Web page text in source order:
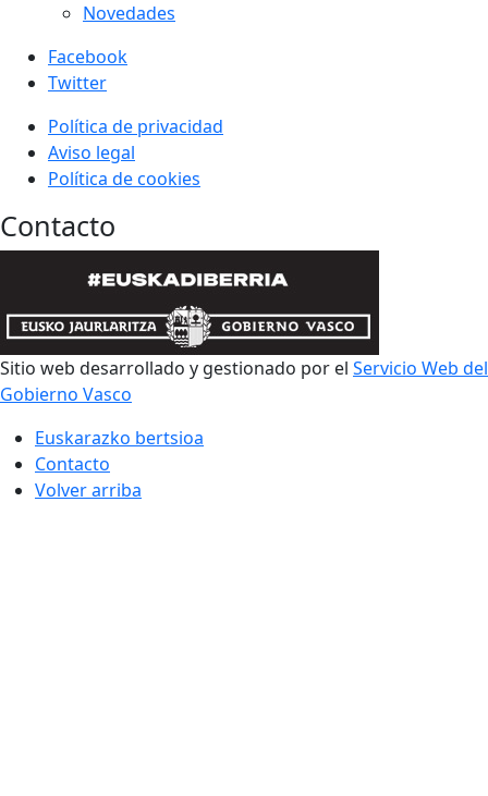
Novedades
Facebook
Twitter
Política de privacidad
Aviso legal
Política de cookies
Contacto
Sitio web desarrollado y gestionado por el Servicio Web del
Gobierno Vasco
Euskarazko bertsioa
Contacto
Volver arriba